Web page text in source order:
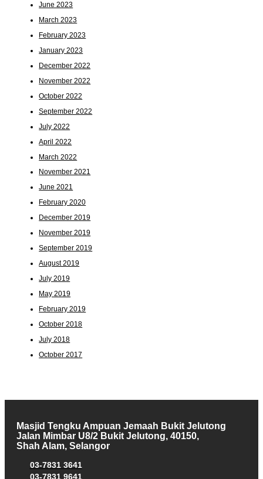
June 2023
March 2023
February 2023
January 2023
December 2022
November 2022
October 2022
September 2022
July 2022
April 2022
March 2022
November 2021
June 2021
February 2020
December 2019
November 2019
September 2019
August 2019
July 2019
May 2019
February 2019
October 2018
July 2018
October 2017
Masjid Tengku Ampuan Jemaah Bukit Jelutong
Jalan Mimbar U8/2 Bukit Jelutong, 40150,
Shah Alam, Selangor
03-7831 3641
03-7831 9641